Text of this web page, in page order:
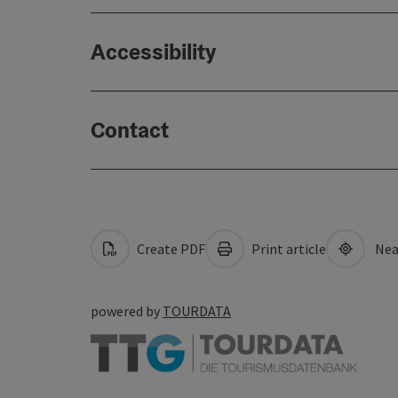
Accessibility
Contact
Create PDF Print article
powered by TOURDATA